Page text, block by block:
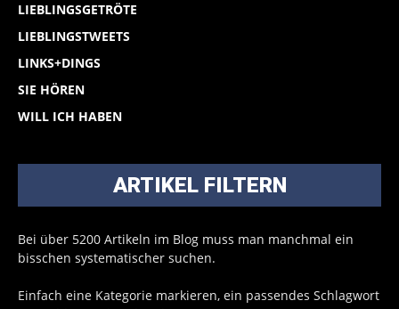
LIEBLINGSGETRÖTE
LIEBLINGSTWEETS
LINKS+DINGS
SIE HÖREN
WILL ICH HABEN
ARTIKEL FILTERN
Bei über 5200 Artikeln im Blog muss man manchmal ein
bisschen systematischer suchen.
Einfach eine Kategorie markieren, ein passendes Schlagwort